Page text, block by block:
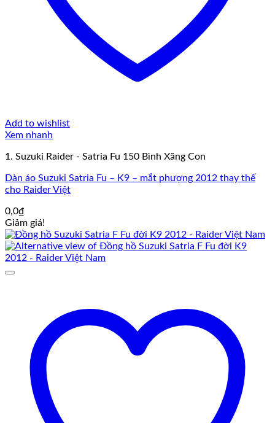
Add to wishlist
Xem nhanh
1. Suzuki Raider - Satria Fu 150 Bình Xăng Con
Dàn áo Suzuki Satria Fu – K9 – mắt phượng 2012 thay thế
cho Raider Việt
0,0₫
Giảm giá!